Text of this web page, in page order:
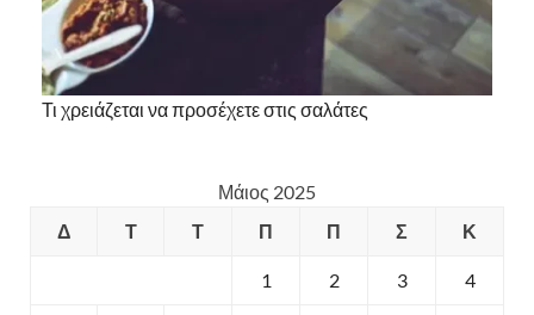
Τι χρειάζεται να προσέχετε στις σαλάτες
Μάιος 2025
Δ
Τ Τ Π Π Σ Κ
1 2 3 4